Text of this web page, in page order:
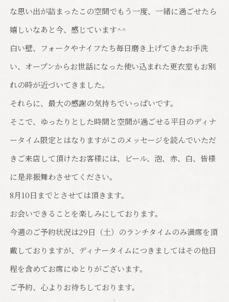
な思い出が詰まったこの空間でもう一度、一緒に過ごせたら
嬉しいなあと今、感じています^^
白い壁、フォークやナイフたち毎日磨き上げてきたお手洗
い、オープンからお世話になった使い込まれた更衣室もお別
れの時が近づいてきました。
それらに、最大の感謝の気持ちでいっぱいです。
そこで、ゆったりとした時間と空間が過ごせる平日のディナ
ータイム限定とはなりますがこのメッセージを読んでいただ
きご来店して頂けたお客様には、ビール、泡、赤、白、皆様
に是非振舞わさせてください。
8月10日までとさせては頂きます。
お会いできることを楽しみにしております。
今週のご予約状況は29日（土）のランチタイムのみ満席を頂
戴しておりますが、ディナータイムにつきましてはその他日
程を含めてお席にゆとりがございます。
ご予約、心よりお待ちしております。